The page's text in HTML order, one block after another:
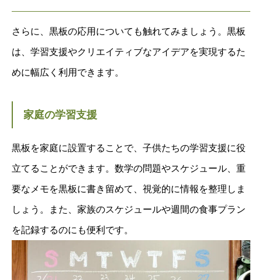
さらに、黒板の応用についても触れてみましょう。黒板
は、学習支援やクリエイティブなアイデアを実現するた
めに幅広く利用できます。
家庭の学習支援
黒板を家庭に設置することで、子供たちの学習支援に役
立てることができます。数学の問題やスケジュール、重
要なメモを黒板に書き留めて、視覚的に情報を整理しま
しょう。また、家族のスケジュールや週間の食事プラン
を記録するのにも便利です。